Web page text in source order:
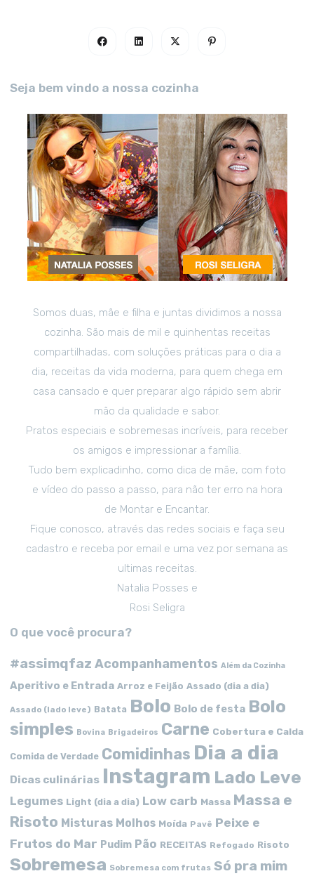
Seja bem vindo a nossa cozinha
Somos duas, mãe e filha e juntas dividimos a nossa
cozinha. São mais de mil e quinhentas receitas
compartilhadas, com soluções práticas para o dia a
dia, receitas da vida moderna, para quem chega em
casa cansado e quer preparar algo rápido sem abrir
mão da qualidade e sabor.
Pratos especiais e sobremesas incríveis, para receber
os amigos e impressionar a família.
Tudo bem explicadinho, como dica de mãe, com foto
e vídeo do passo a passo, para não ter erro na hora
de Montar e Encantar.
Fique conosco, através das redes sociais e faça seu
cadastro e receba por email e uma vez por semana as
ultimas receitas.
Natalia Posses e
Rosi Seligra
O que você procura?
#assimqfaz Acompanhamentos Além da Cozinha
Aperitivo e Entrada Arroz e Feijão Assado (dia a dia)
Assado (lado leve) Batata Bolo Bolo de festa Bolo
simples Bovina Brigadeiros Carne Cobertura e Calda
Comida de Verdade Comidinhas Dia a dia
Dicas culinárias Instagram Lado Leve
Legumes Light (dia a dia) Low carb Massa Massa e
Risoto Misturas Molhos Moída Pavê Peixe e
Frutos do Mar Pudim Pão RECEITAS Refogado Risoto
Sobremesa Sobremesa com frutas Só pra mim